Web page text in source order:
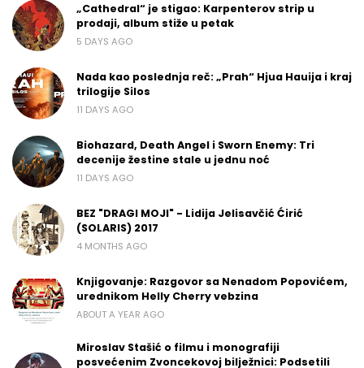
„Cathedral“ je stigao: Karpenterov strip u
prodaji, album stiže u petak
5 DAYS AGO
Nada kao poslednja reč: „Prah“ Hjua Hauija i kraj
trilogije Silos
11 DAYS AGO
Biohazard, Death Angel i Sworn Enemy: Tri
decenije žestine stale u jednu noć
11 DAYS AGO
BEZ "DRAGI MOJI" - Lidija Jelisavčić Ćirić
(SOLARIS) 2017
4 MONTHS AGO
Knjigovanje: Razgovor sa Nenadom Popovićem,
urednikom Helly Cherry vebzina
ABOUT A YEAR AGO
Miroslav Stašić o filmu i monografiji
posvećenim Zvoncekovoj bilježnici: Podsetili